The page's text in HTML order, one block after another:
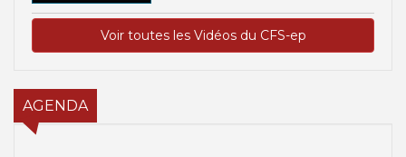
Voir toutes les Vidéos du CFS-ep
AGENDA